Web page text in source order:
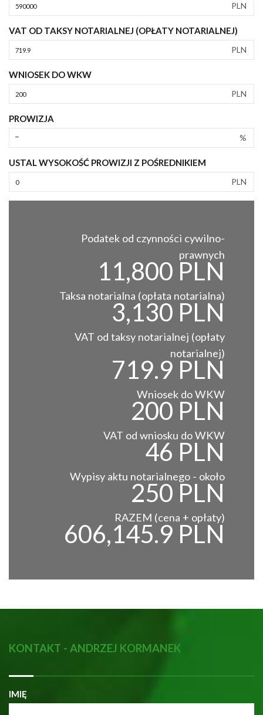
PLN
VAT OD TAKSY NOTARIALNEJ (OPŁATY NOTARIALNEJ)
PLN
WNIOSEK DO WKW
PLN
PROWIZJA
%
USTAL WYSOKOŚĆ PROWIZJI Z POŚREDNIKIEM
PLN
Podatek od czynności cywilno-
prawnych
11,800 PLN
Taksa notarialna (opłata notarialna)
3,130 PLN
VAT od taksy notarialnej (opłaty
notarialnej)
719.9 PLN
Wniosek do WKW
200 PLN
VAT od wniosku do WKW
46 PLN
Wypisy aktu notarialnego - około
250 PLN
RAZEM (cena + opłaty)
606,145.9 PLN
KONTAKT - ANDRZEJ KORMANEK
IMIĘ